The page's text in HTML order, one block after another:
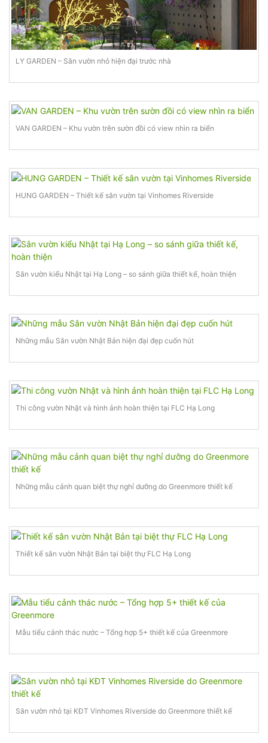
LY GARDEN – Sân vườn nhỏ hiện đại trước nhà
VAN GARDEN – Khu vườn trên sườn đồi có view nhìn ra biển
HUNG GARDEN – Thiết kế sân vườn tại Vinhomes Riverside
Sân vườn kiểu Nhật tại Hạ Long – so sánh giữa thiết kế, hoàn thiện
Những mẫu Sân vườn Nhật Bản hiện đại đẹp cuốn hút
Thi công vườn Nhật và hình ảnh hoàn thiện tại FLC Hạ Long
Những mẫu cảnh quan biệt thự nghỉ dưỡng do Greenmore thiết kế
Thiết kế sân vườn Nhật Bản tại biệt thự FLC Hạ Long
Mẫu tiểu cảnh thác nước – Tổng hợp 5+ thiết kế của Greenmore
Sân vườn nhỏ tại KĐT Vinhomes Riverside do Greenmore thiết kế